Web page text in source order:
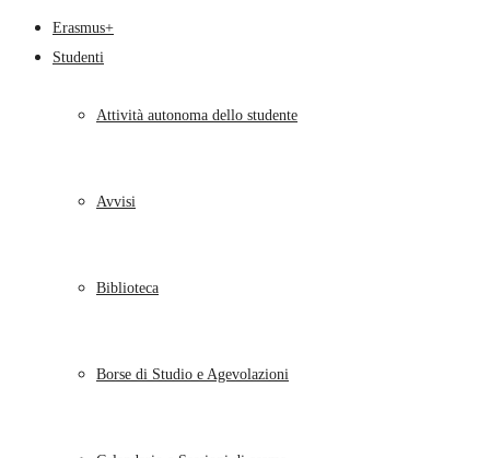
Erasmus+
Studenti
Attività autonoma dello studente
Avvisi
Biblioteca
Borse di Studio e Agevolazioni